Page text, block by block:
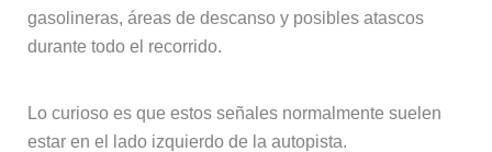
gasolineras, áreas de descanso y posibles atascos
durante todo el recorrido.
Lo curioso es que estos señales normalmente suelen
estar en el lado izquierdo de la autopista.